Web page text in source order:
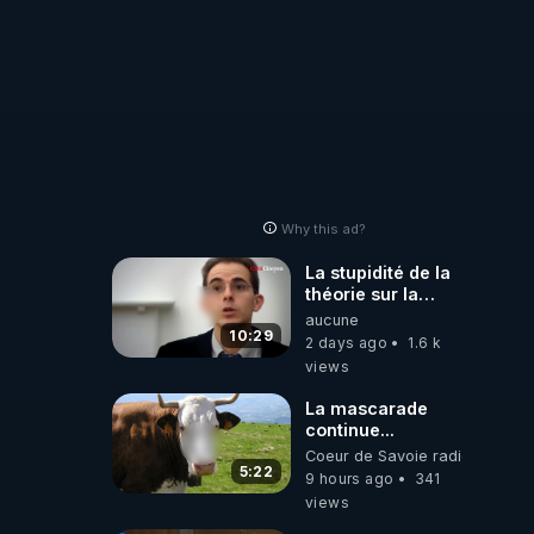
Why this ad?
10:29
La stupidité de la
théorie sur la
responsabilité de
l’homme
concernant le
carbone.
aucune
2 days ago
1.6 k
views
5:22
La mascarade
continue...
Coeur de Savoie radioweb TV
9 hours ago
341
views